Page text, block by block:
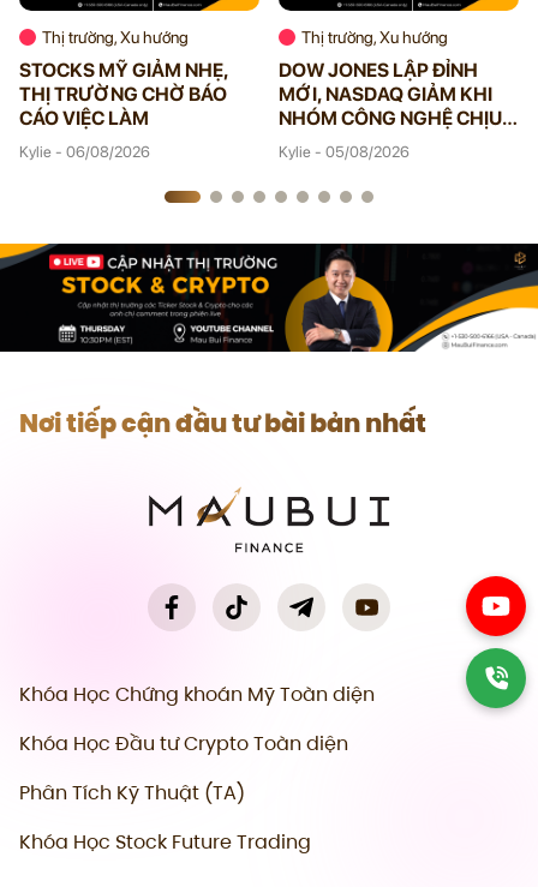
Thị trường, Xu hướng
STOCKS MỸ GIẢM NHẸ,
THỊ TRƯỜNG CHỜ BÁO
CÁO VIỆC LÀM
Kylie - 06/08/2026
Thị trường, Xu hướng
DOW JONES LẬP ĐỈNH
MỚI, NASDAQ GIẢM KHI
NHÓM CÔNG NGHỆ CHỊU
ÁP LỰC
Kylie - 05/08/2026
Nơi tiếp cận đầu tư bài bản nhất
Khóa Học Chứng khoán Mỹ Toàn diện
Khóa Học Đầu tư Crypto Toàn diện
Phân Tích Kỹ Thuật (TA)
Khóa Học Stock Future Trading